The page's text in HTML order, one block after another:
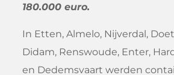
180.000 euro.
In Etten, Almelo, Nijverdal,
Didam, Renswoude, Enter,
en Dedemsvaart werden